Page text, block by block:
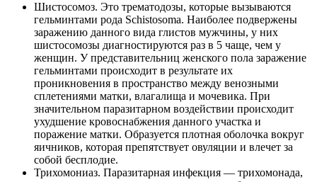
Шистосомоз. Это трематодозы, которые вызываются
гельминтами рода Schistosoma. Наиболее подвержены
заражению данного вида глистов мужчины, у них
шистосомозы диагностируются раз в 5 чаще, чем у
женщин. У представительниц женского пола заражение
гельминтами происходит в результате их
проникновения в пространство между венозными
сплетениями матки, влагалища и мочевика. При
значительном паразитарном воздействии происходит
ухудшение кровоснабжения данного участка и
поражение матки. Образуется плотная оболочка вокруг
яичников, которая препятствует овуляции и влечет за
собой бесплодие.
Трихомониаз. Паразитарная инфекция — трихомонада,